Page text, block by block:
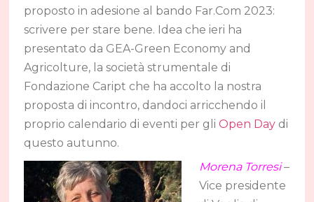
proposto in adesione al bando Far.Com 2023:
scrivere per stare bene. Idea che ieri ha
presentato da GEA-Green Economy and
Agricolture, la società strumentale di
Fondazione Caript che ha accolto la nostra
proposta di incontro, dandoci arricchendo il
proprio calendario di eventi per gliOpen Day di
questo autunno.
Morena Torresi–
Vice presidente